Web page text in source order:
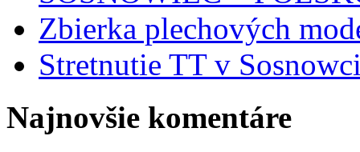
Zbierka plechových
Stretnutie TT v
Najnovšie komentáre